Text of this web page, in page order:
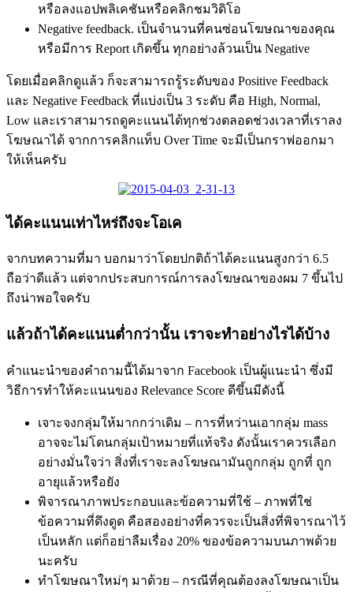
หรือลงแอปพลิเคชันหรือคลิกชมวิดิโอ
Negative feedback. เป็นจำนวนที่คนซ่อนโฆษณาของคุณ
หรือมีการ Report เกิดขึ้น ทุกอย่างล้วนเป็น Negative
โดยเมื่อคลิกดูแล้ว ก็จะสามารถรู้ระดับของ Positive Feedback
และ Negative Feedback ที่แบ่งเป็น 3 ระดับ คือ High, Normal,
Low และเราสามารถดูคะแนนได้ทุกช่วงตลอดช่วงเวลาที่เราลง
โฆษณาได้ จากการคลิกแท็บ Over Time จะมีเป็นกราฟออกมา
ให้เห็นครับ
ได้คะแนนเท่าไหร่ถึงจะโอเค
จากบทความที่มา บอกมาว่าโดยปกติถ้าได้คะแนนสูงกว่า 6.5
ถือว่าดีแล้ว แต่จากประสบการณ์การลงโฆษณาของผม 7 ขึ้นไป
ถึงน่าพอใจครับ
แล้วถ้าได้คะแนนต่ำกว่านั้น เราจะทำอย่างไรได้บ้าง
คำแนะนำของคำถามนี้ได้มาจาก Facebook เป็นผู้แนะนำ ซึ่งมี
วิธีการทำให้คะแนนของ Relevance Score ดีขึ้นมีดังนี้
เจาะจงกลุ่มให้มากกว่าเดิม – การที่หว่านเอากลุ่ม mass
อาจจะไม่โดนกลุ่มเป้าหมายที่แท้จริง ดังนั้นเราควรเลือก
อย่างมั่นใจว่า สิ่งที่เราจะลงโฆษณามันถูกกลุ่ม ถูกที่ ถูก
อายุแล้วหรือยัง
พิจารณาภาพประกอบและข้อความที่ใช้ – ภาพที่ใช่
ข้อความที่ดึงดูด คือสองอย่างที่ควรจะเป็นสิ่งที่พิจารณาไว้
เป็นหลัก แต่ก็อย่าลืมเรื่อง 20% ของข้อความบนภาพด้วย
นะครับ
ทำโฆษณาใหม่ๆ มาด้วย – กรณีที่คุณต้องลงโฆษณาเป็น